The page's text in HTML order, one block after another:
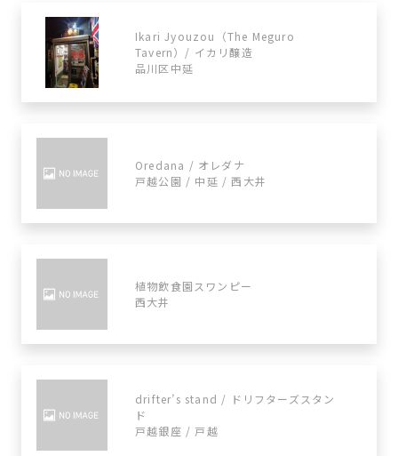
Ikari Jyouzou（The Meguro
Tavern）/ イカリ醸造
品川区中延
Oredana / オレダナ
戸越公園 / 中延 / 西大井
植物飲食園スワンピー
西大井
drifter’s stand / ドリフターズスタン
ド
戸越銀座 / 戸越